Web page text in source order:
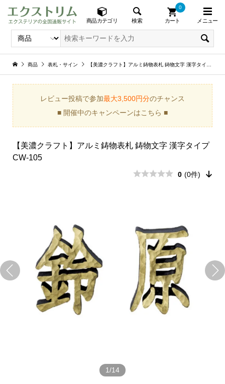
商品カテゴリ 検索 カート
0
メニュー
商品 表札・サイン 【美濃クラフト】アルミ鋳物表札 鋳物文字 漢字タイプ CW-105
レビュー投稿で参加最大3,500円分のチャンス
■ 開催中のキャンペーンはこちら ■
【美濃クラフト】アルミ鋳物表札 鋳物文字 漢字タイプ
CW-105
0 (0件)
1/14